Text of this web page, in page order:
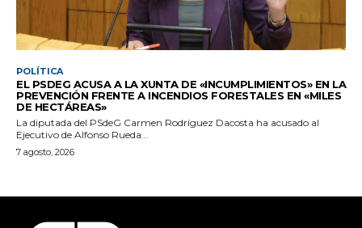
POLÍTICA
EL PSDEG ACUSA A LA XUNTA DE «INCUMPLIMIENTOS» EN LA
PREVENCIÓN FRENTE A INCENDIOS FORESTALES EN «MILES
DE HECTÁREAS»
La diputada del PSdeG Carmen Rodríguez Dacosta ha acusado al
Ejecutivo de Alfonso Rueda...
7 agosto, 2026